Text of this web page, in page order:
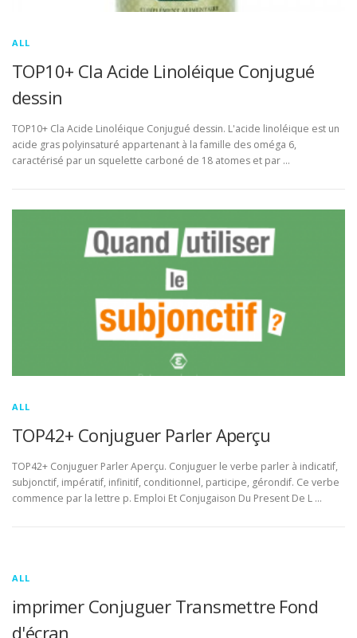
ALL
TOP10+ Cla Acide Linoléique Conjugué
dessin
TOP10+ Cla Acide Linoléique Conjugué dessin. L'acide linoléique est un
acide gras polyinsaturé appartenant à la famille des oméga 6,
caractérisé par un squelette carboné de 18 atomes et par …
ALL
TOP42+ Conjuguer Parler Aperçu
TOP42+ Conjuguer Parler Aperçu. Conjuguer le verbe parler à indicatif,
subjonctif, impératif, infinitif, conditionnel, participe, gérondif. Ce verbe
commence par la lettre p. Emploi Et Conjugaison Du Present De L …
ALL
imprimer Conjuguer Transmettre Fond
d'écran